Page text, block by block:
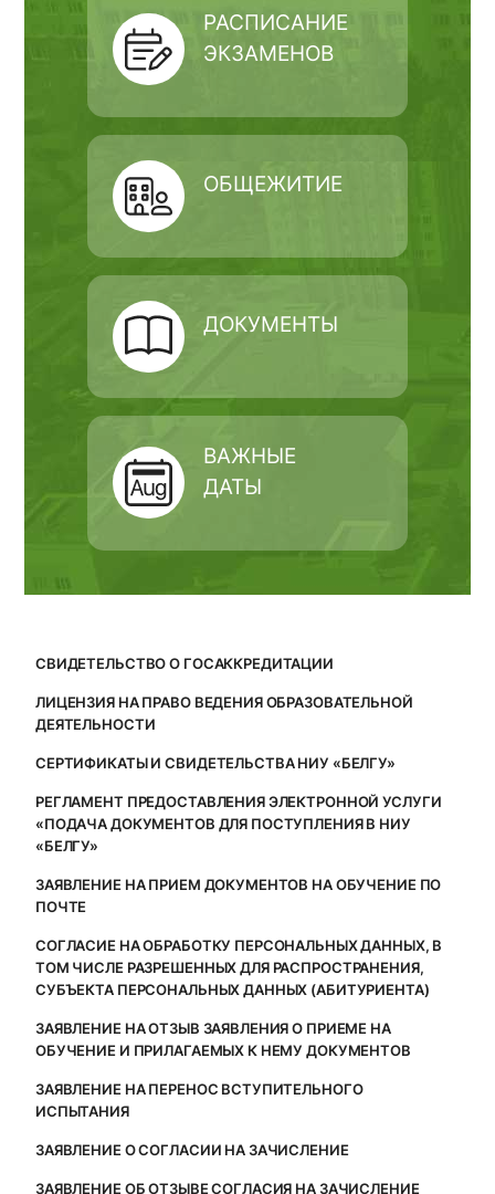
РАСПИСАНИЕ
ЭКЗАМЕНОВ
ОБЩЕЖИТИЕ
ДОКУМЕНТЫ
ВАЖНЫЕ
ДАТЫ
СВИДЕТЕЛЬСТВО О ГОСАККРЕДИТАЦИИ
ЛИЦЕНЗИЯ НА ПРАВО ВЕДЕНИЯ ОБРАЗОВАТЕЛЬНОЙ
ДЕЯТЕЛЬНОСТИ
СЕРТИФИКАТЫ И СВИДЕТЕЛЬСТВА НИУ «БЕЛГУ»
РЕГЛАМЕНТ ПРЕДОСТАВЛЕНИЯ ЭЛЕКТРОННОЙ УСЛУГИ
«ПОДАЧА ДОКУМЕНТОВ ДЛЯ ПОСТУПЛЕНИЯ В НИУ
«БЕЛГУ»
ЗАЯВЛЕНИЕ НА ПРИЕМ ДОКУМЕНТОВ НА ОБУЧЕНИЕ ПО
ПОЧТЕ
СОГЛАСИЕ НА ОБРАБОТКУ ПЕРСОНАЛЬНЫХ ДАННЫХ, В
ТОМ ЧИСЛЕ РАЗРЕШЕННЫХ ДЛЯ РАСПРОСТРАНЕНИЯ,
СУБЪЕКТА ПЕРСОНАЛЬНЫХ ДАННЫХ (АБИТУРИЕНТА)
ЗАЯВЛЕНИЕ НА ОТЗЫВ ЗАЯВЛЕНИЯ О ПРИЕМЕ НА
ОБУЧЕНИЕ И ПРИЛАГАЕМЫХ К НЕМУ ДОКУМЕНТОВ
ЗАЯВЛЕНИЕ НА ПЕРЕНОС ВСТУПИТЕЛЬНОГО
ИСПЫТАНИЯ
ЗАЯВЛЕНИЕ О СОГЛАСИИ НА ЗАЧИСЛЕНИЕ
ЗАЯВЛЕНИЕ ОБ ОТЗЫВЕ СОГЛАСИЯ НА ЗАЧИСЛЕНИЕ